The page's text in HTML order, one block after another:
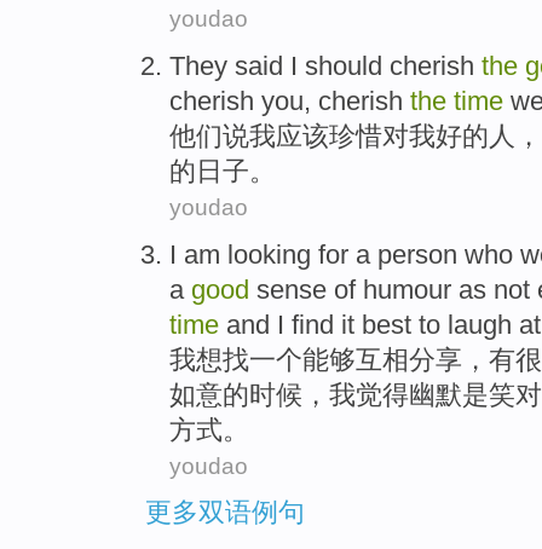
youdao
They said I should cherish the
cherish you, cherish the time
他们说我应该珍惜对我好的 人
的 日子。
youdao
I am looking for a person who
a good sense of humour as not
time and I find it best to laugh at
我想找一个能够互相分享 ， 有
如意的时候 ，我觉得幽默是笑对
方式。
youdao
更多双语例句